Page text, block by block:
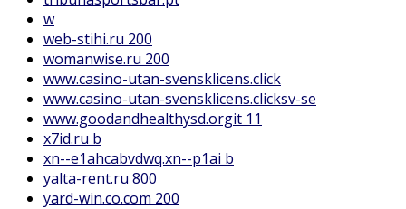
w
web-stihi.ru 200
womanwise.ru 200
www.casino-utan-svensklicens.click
www.casino-utan-svensklicens.clicksv-se
www.goodandhealthysd.orgit 11
x7id.ru b
xn--e1ahcabvdwq.xn--p1ai b
yalta-rent.ru 800
yard-win.co.com 200